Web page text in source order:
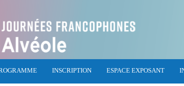
INSCRIPTION ESPACE EXPOSANT